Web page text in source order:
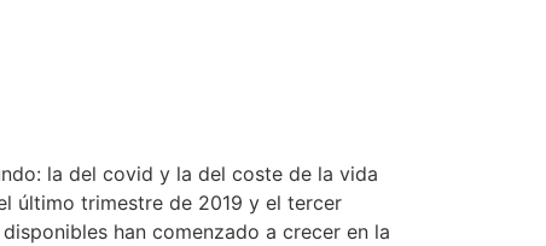
la del covid y la del coste de la vida
último trimestre de 2019 y el tercer
han comenzado a crecer en la